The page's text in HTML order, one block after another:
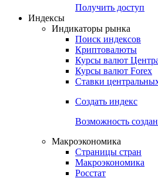
Получить доступ
Индексы
Индикаторы рынка
Поиск индексов
Криптовалюты
Курсы валют
Курсы валют Forex
Ставки
Создать индекс
Возможность
Макроэкономика
Страницы стран
Макроэкономика
Росстат